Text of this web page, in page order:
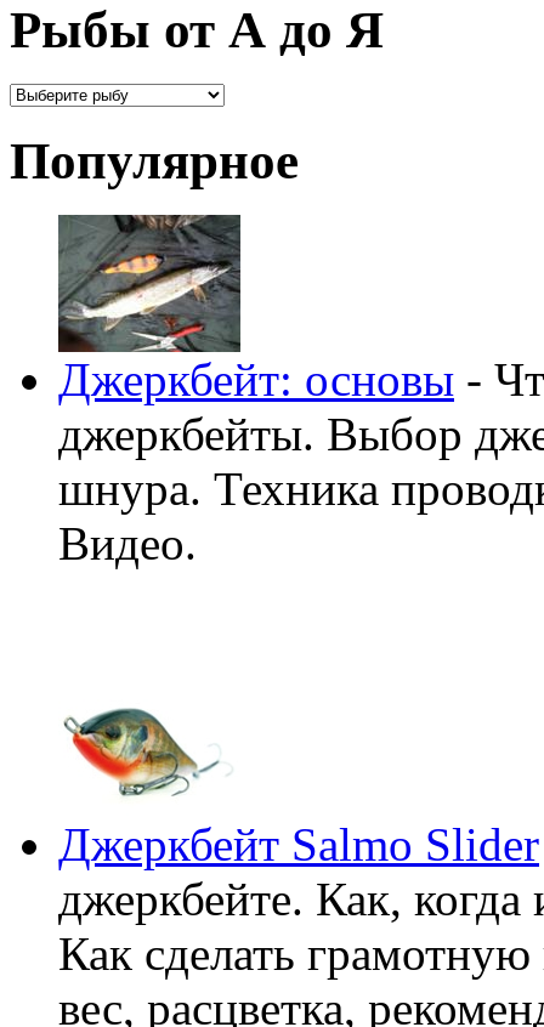
Рыбы от А до Я
Популярное
Джеркбейт: основы -
джеркбейты. Выбор
шнура. Техника
Видео.
Джеркбейт Salmo Slider
джеркбейте. Как,
Как сделать
вес, расцветка,